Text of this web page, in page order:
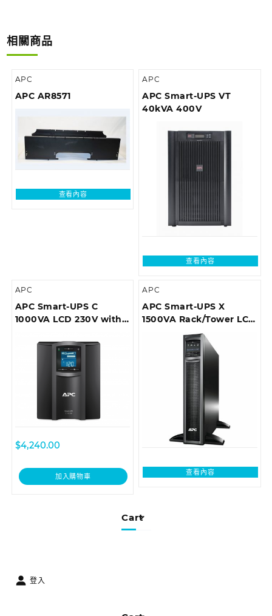
Cart
相關商品
APC
APC AR8571
查看內容
APC
APC Smart-UPS VT
40kVA 400V
查看內容
APC
APC Smart-UPS C
1000VA LCD 230V with
add network card)
$4,240.00
加入購物車
APC
APC Smart-UPS X
1500VA Rack/Tower LCD
查看內容
登入